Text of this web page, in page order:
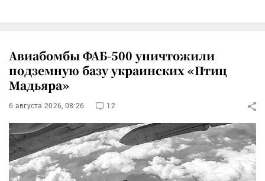
Авиабомбы ФАБ-500 уничтожили
подземную базу украинских «Птиц
Мадьяра»
6 августа 2026, 08:26 12